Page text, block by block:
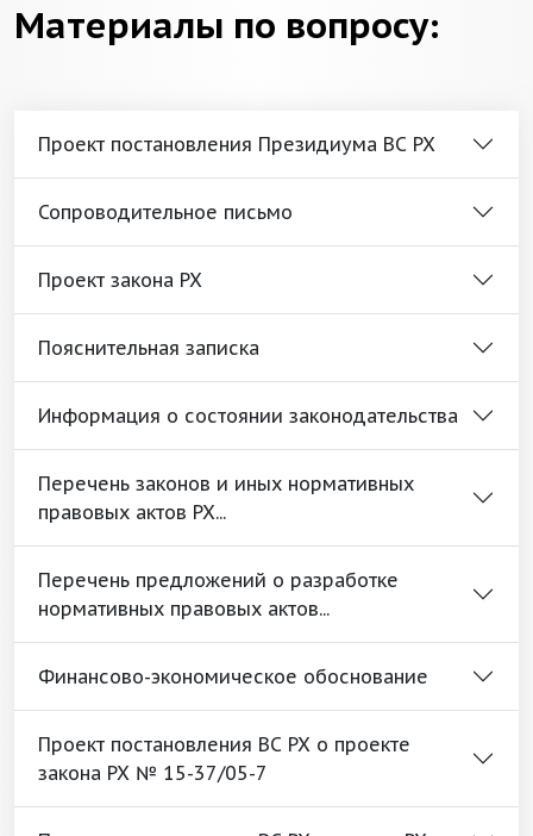
Материалы по вопросу:
Проект постановления Президиума ВС РХ
Сопроводительное письмо
Проект закона РХ
Пояснительная записка
Информация о состоянии законодательства
Перечень законов и иных нормативных
правовых актов РХ...
Перечень предложений о разработке
нормативных правовых актов...
Финансово-экономическое обоснование
Проект постановления ВС РХ о проекте
закона РХ № 15-37/05-7